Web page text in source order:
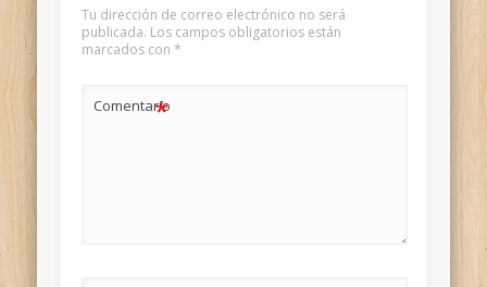
Tu dirección de correo electrónico no será
publicada. Los campos obligatorios están
marcados con *
Comentario
*